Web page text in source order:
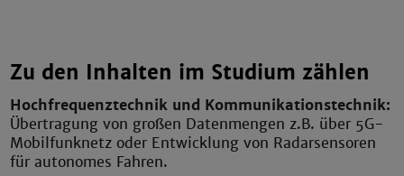
Zu den Inhalten im Studium zählen
Hochfrequenztechnik und Kommunikationstechnik:
Übertragung von großen Datenmengen z.B. über 5G-
Mobilfunknetz oder Entwicklung von Radarsensoren
für autonomes Fahren.